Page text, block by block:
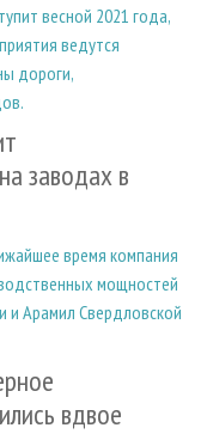
весной 2021 года,
ведутся
дороги,
заводах в
время компания
мощностей
и Арамил Свердловской
вдвое